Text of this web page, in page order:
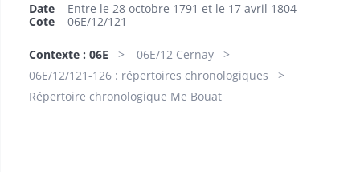
Date
Entre le 28 octobre 1791 et le 17 avril 1804
Cote
06E/12/121
Contexte : 06E
06E/12 Cernay
06E/12/121-126 : répertoires chronologiques
Répertoire chronologique Me Bouat